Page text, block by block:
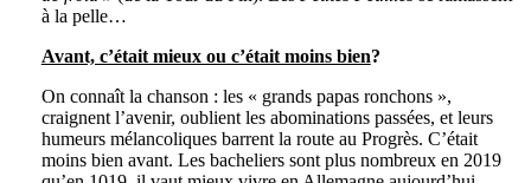
à la pelle…
Avant, c’était mieux ou c’était moins bien?
On connaît la chanson : les « grands papas ronchons »,
craignent l’avenir, oublient les abominations passées, et leurs
humeurs mélancoliques barrent la route au Progrès. C’était
moins bien avant. Les bacheliers sont plus nombreux en 2019